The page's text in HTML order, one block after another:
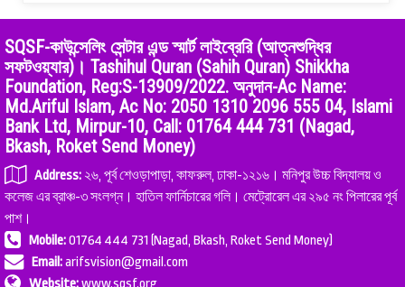
SQSF-কাউন্সেলিং সেন্টার এন্ড স্মার্ট লাইব্রেরি (আত্নশুদ্ধির
সফটওয়্যার)। Tashihul Quran (Sahih Quran) Shikkha
Foundation, Reg:S-13909/2022. অনুদান-Ac Name:
Md.Ariful Islam, Ac No: 2050 1310 2096 555 04, Islami
Bank Ltd, Mirpur-10, Call: 01764 444 731 (Nagad,
Bkash, Roket Send Money)
Address: ২৬, পূর্ব শেওড়াপাড়া, কাফরুল, ঢাকা-১২১৬। মনিপুর উচ্চ বিদ্যালয় ও
কলেজ এর ব্রাঞ্চ-৩ সংলগ্ন। হাতিল ফার্নিচারের গলি। মেট্রোরেল এর ২৯৫ নং পিলারের পূর্ব
পাশ।
Mobile:01764 444 731 (Nagad, Bkash, Roket Send Money)
Email:arifsvision@gmail.com
Website:www.sqsf.org